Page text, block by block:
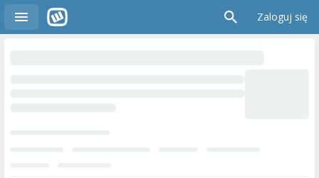
Zaloguj się